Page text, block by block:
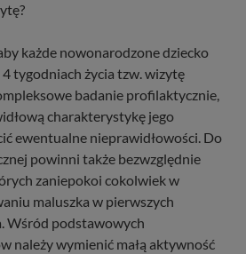
każde nowonarodzone dziecko
tygodniach życia tzw. wizytę
badanie profilaktycznie,
charakterystykę jego
ewentualne nieprawidłowości. Do
powinni także bezwzględnie
zaniepokoi cokolwiek w
maluszka w pierwszych
Wśród podstawowych
należy wymienić małą aktywność